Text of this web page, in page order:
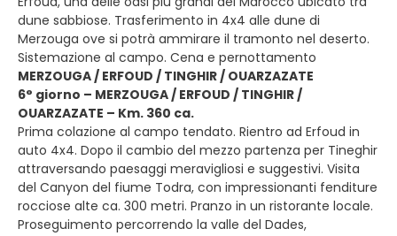
dune sabbiose. Trasferimento in 4x4 alle dune di
Merzouga ove si potrà ammirare il tramonto nel deserto.
Sistemazione al campo. Cena e pernottamento
MERZOUGA / ERFOUD / TINGHIR / OUARZAZATE
6° giorno – MERZOUGA / ERFOUD / TINGHIR /
OUARZAZATE – Km. 360 ca.
Prima colazione al campo tendato. Rientro ad Erfoud in
auto 4x4. Dopo il cambio del mezzo partenza per Tineghir
attraversando paesaggi meravigliosi e suggestivi. Visita
del Canyon del fiume Todra, con impressionanti fenditure
rocciose alte ca. 300 metri. Pranzo in un ristorante locale.
Proseguimento percorrendo la valle del Dades,